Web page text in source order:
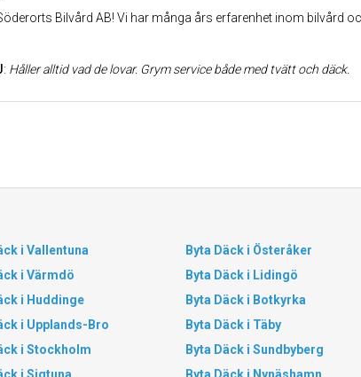
Bilvård AB! Vi har många års erfarenhet inom bilvård
: Håller alltid vad de lovar. Grym service både med tvätt och däck.
i Vallentuna Byta Däck i Österåker
i Värmdö Byta Däck i Lidingö
i Huddinge Byta Däck i Botkyrka
i Upplands-Bro Byta Däck i Täby
i Stockholm Byta Däck i Sundbyberg